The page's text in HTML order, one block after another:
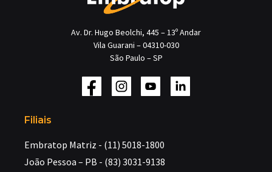
Av. Dr. Hugo Beolchi, 445 – 13º Andar
Vila Guarani – 04310-030
São Paulo – SP
Filiais
Embratop Matriz - (11) 5018-1800
João Pessoa – PB - (83) 3031-9138